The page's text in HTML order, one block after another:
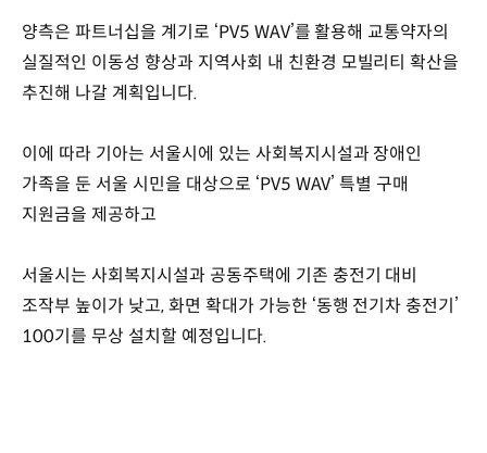
양측은 파트너십을 계기로 ‘PV5 WAV’를 활용해 교통약자의
실질적인 이동성 향상과 지역사회 내 친환경 모빌리티 확산을
추진해 나갈 계획입니다.
이에 따라 기아는 서울시에 있는 사회복지시설과 장애인
가족을 둔 서울 시민을 대상으로 ‘PV5 WAV’ 특별 구매
지원금을 제공하고
서울시는 사회복지시설과 공동주택에 기존 충전기 대비
조작부 높이가 낮고, 화면 확대가 가능한 ‘동행 전기차 충전기’
100기를 무상 설치할 예정입니다.